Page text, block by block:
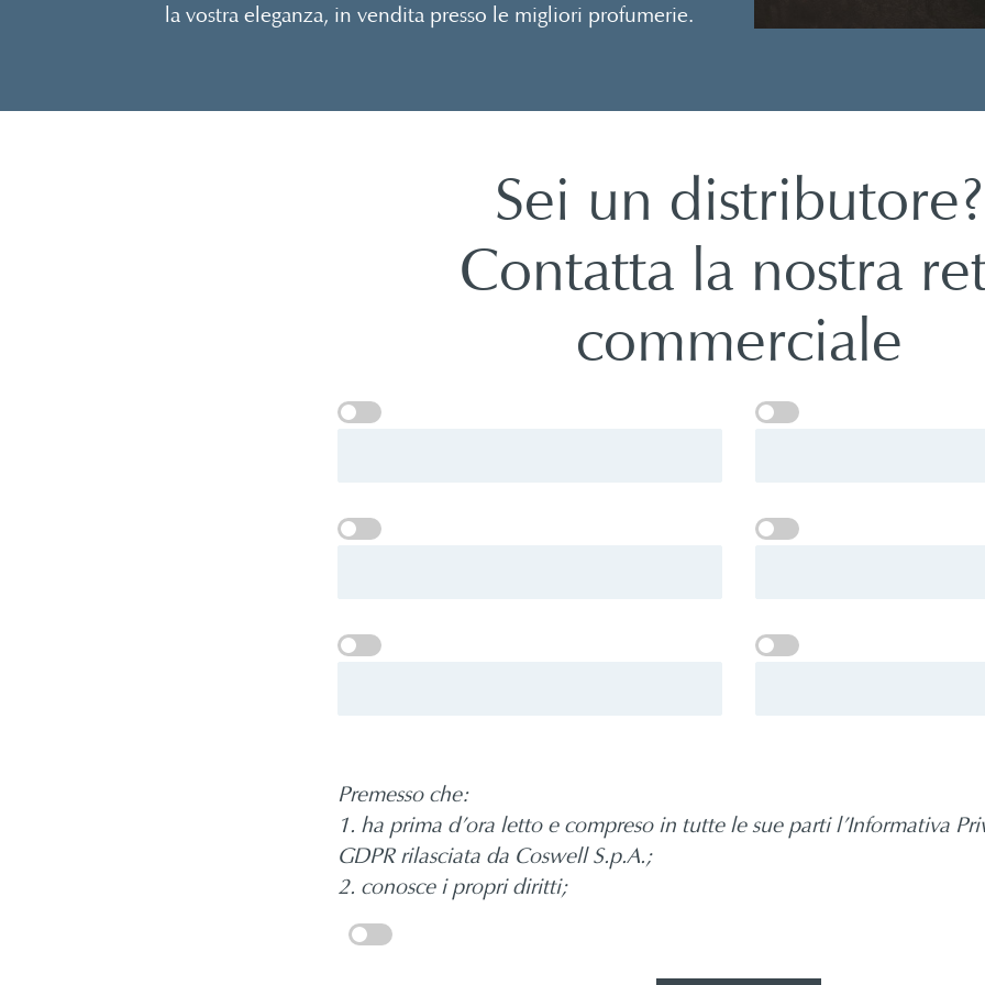
la vostra eleganza, in vendita presso le migliori profumerie.
Sei un distributore?
Contatta la nostra
commerciale
Premesso che:
1. ha prima d’ora letto e compreso in tutte le sue parti l’Informativa
GDPR rilasciata da Coswell S.p.A.;
2. conosce i propri diritti;